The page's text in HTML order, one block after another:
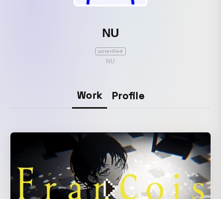
NU
unverified
NU
Work Profile